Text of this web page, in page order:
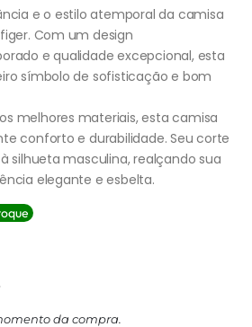
e o estilo atemporal da camisa
Com um design
e qualidade excepcional, esta
símbolo de sofisticação e bom
melhores materiais, esta camisa
conforto e durabilidade. Seu corte
silhueta masculina, realçando sua
elegante e esbelta.
da compra.